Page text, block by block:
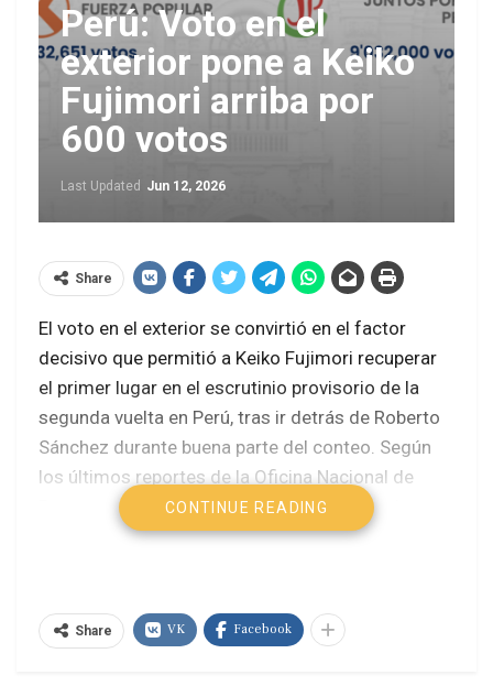
Perú: Voto en el
exterior pone a Keiko
Fujimori arriba por
600 votos
Last Updated Jun 12, 2026
Share
El voto en el exterior se convirtió en el factor
decisivo que permitió a Keiko Fujimori recuperar
el primer lugar en el escrutinio provisorio de la
segunda vuelta en Perú, tras ir detrás de Roberto
Sánchez durante buena parte del conteo. Según
los últimos reportes de la Oficina Nacional de
Procesos Electorales (ONPE), la ventaja de la
candidata de Fuerza Popular es extremadamente
Con más del 98% de las actas procesadas,
CONTINUE READING
Share VK Facebook